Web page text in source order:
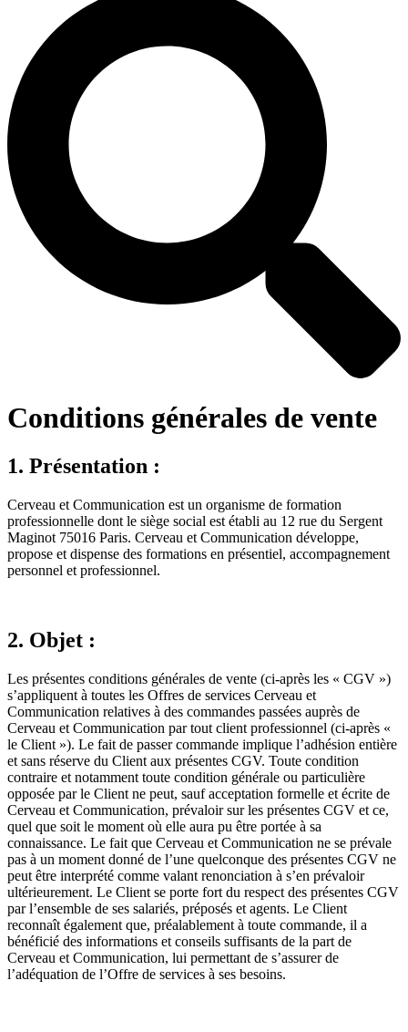
Conditions générales de vente
1. Présentation :
Cerveau et Communication est un organisme de formation
professionnelle dont le siège social est établi au 12 rue du Sergent
Maginot 75016 Paris. Cerveau et Communication développe,
propose et dispense des formations en présentiel, accompagnement
personnel et professionnel.
2. Objet :
Les présentes conditions générales de vente (ci-après les « CGV »)
s’appliquent à toutes les Offres de services Cerveau et
Communication relatives à des commandes passées auprès de
Cerveau et Communication par tout client professionnel (ci-après «
le Client »). Le fait de passer commande implique l’adhésion entière
et sans réserve du Client aux présentes CGV. Toute condition
contraire et notamment toute condition générale ou particulière
opposée par le Client ne peut, sauf acceptation formelle et écrite de
Cerveau et Communication, prévaloir sur les présentes CGV et ce,
quel que soit le moment où elle aura pu être portée à sa
connaissance. Le fait que Cerveau et Communication ne se prévale
pas à un moment donné de l’une quelconque des présentes CGV ne
peut être interprété comme valant renonciation à s’en prévaloir
ultérieurement. Le Client se porte fort du respect des présentes CGV
par l’ensemble de ses salariés, préposés et agents. Le Client
reconnaît également que, préalablement à toute commande, il a
bénéficié des informations et conseils suffisants de la part de
Cerveau et Communication, lui permettant de s’assurer de
l’adéquation de l’Offre de services à ses besoins.